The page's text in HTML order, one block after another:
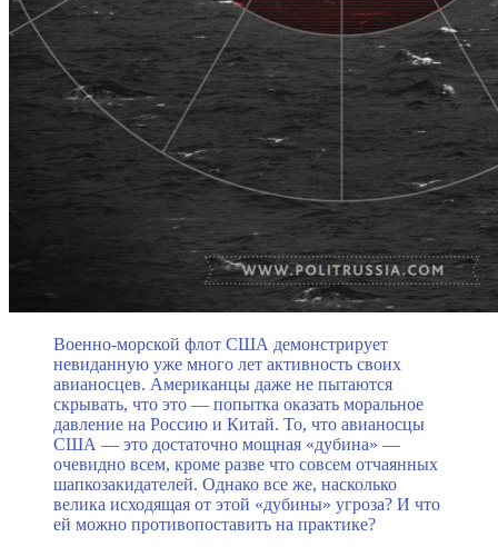
Военно-морской флот США демонстрирует
невиданную уже много лет активность своих
авианосцев. Американцы даже не пытаются
скрывать, что это — попытка оказать моральное
давление на Россию и Китай. То, что авианосцы
США — это достаточно мощная «дубина» —
очевидно всем, кроме разве что совсем отчаянных
шапкозакидателей. Однако все же, насколько
велика исходящая от этой «дубины» угроза? И что
ей можно противопоставить на практике?